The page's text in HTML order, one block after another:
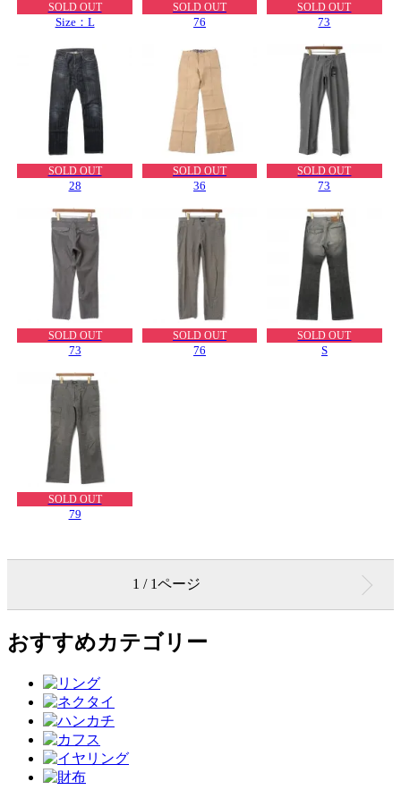
SOLD OUT
Size：L
SOLD OUT
76
SOLD OUT
73
SOLD OUT
28
SOLD OUT
36
SOLD OUT
73
SOLD OUT
73
SOLD OUT
76
SOLD OUT
S
SOLD OUT
79
1 / 1ページ
おすすめカテゴリー